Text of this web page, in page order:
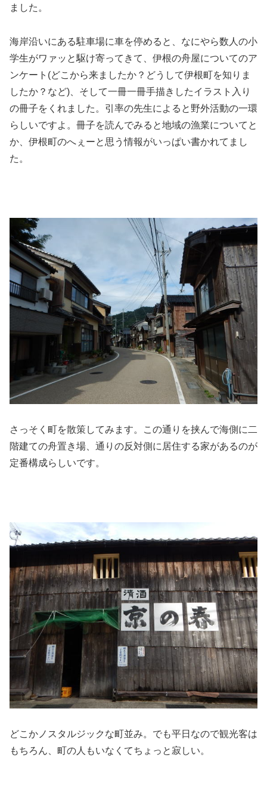
ました。
海岸沿いにある駐車場に車を停めると、なにやら数人の小
学生がワァッと駆け寄ってきて、伊根の舟屋についてのア
ンケート(どこから来ましたか？どうして伊根町を知りま
したか？など)、そして一冊一冊手描きしたイラスト入り
の冊子をくれました。引率の先生によると野外活動の一環
らしいですよ。冊子を読んでみると地域の漁業についてと
か、伊根町のへぇーと思う情報がいっぱい書かれてまし
た。
さっそく町を散策してみます。この通りを挟んで海側に二
階建ての舟置き場、通りの反対側に居住する家があるのが
定番構成らしいです。
どこかノスタルジックな町並み。でも平日なので観光客は
もちろん、町の人もいなくてちょっと寂しい。